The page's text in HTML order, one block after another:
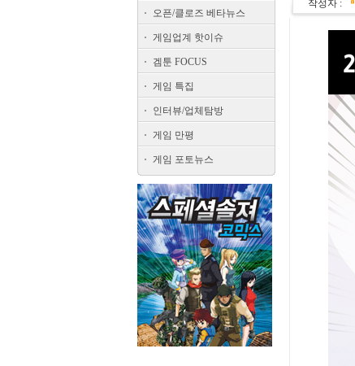
오픈/클로즈 베타뉴스
게임업계 핫이슈
겜툰 FOCUS
게임 특집
인터뷰/업체탐방
게임 만평
게임 포토뉴스
작성자 :